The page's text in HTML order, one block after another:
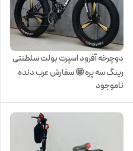
دوچرخه آفرود اسپرت بولت سلطنتی
رینگ سه پره 🤩 سفارش عرب دنده
خفاشی سایز 26
ناموجود